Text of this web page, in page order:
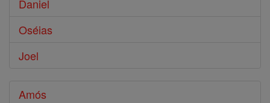
Daniel
Oséias
Joel
Amós